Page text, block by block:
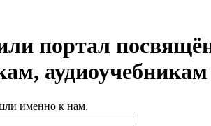
портал
именно к нам.